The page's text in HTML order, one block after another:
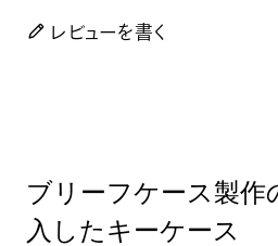
レビューを書く
ブリーフケース製作
入したキーケース